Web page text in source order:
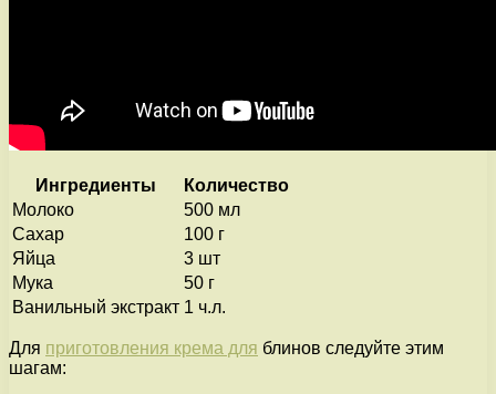
Ингредиенты
Количество
Молоко
500 мл
Сахар
100 г
Яйца
3 шт
Мука
50 г
Ванильный экстракт 1 ч.л.
Для приготовления крема для блинов следуйте этим
шагам: